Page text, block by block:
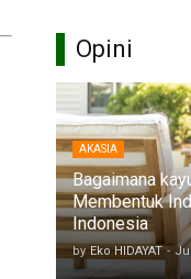
Opini
AKASIA
Bagaimana
Membentuk
Indonesia
by Eko HIDAYAT -